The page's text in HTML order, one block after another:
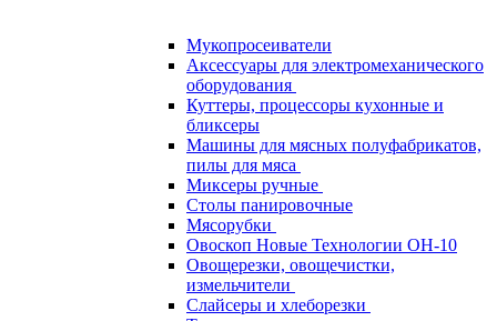
Мукопросеиватели
Аксессуары для электромеханического
оборудования
Куттеры, процессоры кухонные и
бликсеры
Машины для мясных полуфабрикатов,
пилы для мяса
Миксеры ручные
Столы панировочные
Мясорубки
Овоскоп Новые Технологии ОН-10
Овощерезки, овощечистки,
измельчители
Слайсеры и хлеборезки